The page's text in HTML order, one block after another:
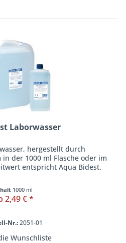
Laborwasser
hergestellt durch
in der 1000 ml Flasche oder im
entspricht Aqua Bidest.
1000 ml
2,49 € *
Nr.:2051-01
Wunschliste